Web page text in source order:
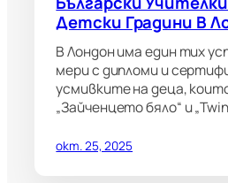
Детски Градини В
В Лондон има един тих
мери с дипломи и
усмивките на деца,
„Зайченцето бяло“ и
окт. 25, 2025